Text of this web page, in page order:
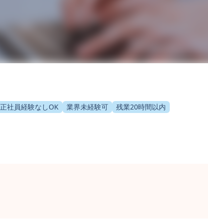
正社員経験なしOK 業界未経験可 残業20時間以内